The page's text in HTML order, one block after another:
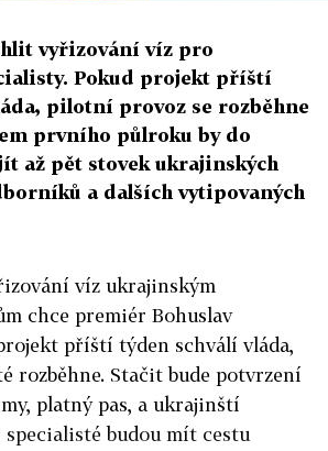
vyřizování víz pro
Pokud projekt příští
pilotní provoz se rozběhne
prvního půlroku by do
až pět stovek ukrajinských
a dalších vytipovaných
víz ukrajinským
chce premiér Bohuslav
příští týden schválí vláda,
rozběhne. Stačit bude potvrzení
platný pas, a ukrajinští
budou mít cestu